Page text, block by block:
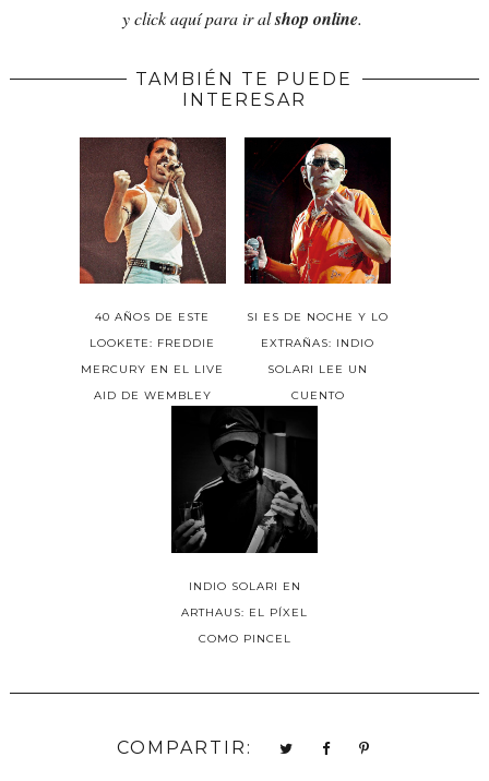
y click aquí para ir alshop online.
TAMBIÉN TE PUEDE
INTERESAR
40 AÑOS DE ESTE
LOOKETE: FREDDIE
MERCURY EN EL LIVE
AID DE WEMBLEY
SI ES DE NOCHE Y LO
EXTRAÑAS: INDIO
SOLARI LEE UN
CUENTO
INDIO SOLARI EN
ARTHAUS: EL PÍXEL
COMO PINCEL
COMPARTIR: